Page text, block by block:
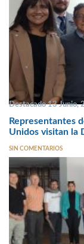
Destacado 13 Junio,
Representantes
Unidos visitan la
SIN COMENTARIOS